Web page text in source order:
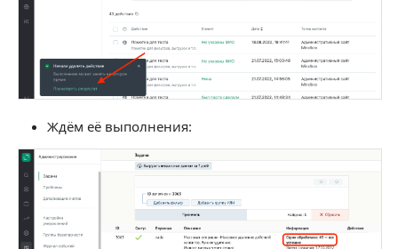
Ждём её выполнения: